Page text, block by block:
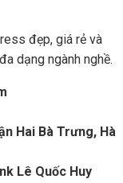
đẹp, giá rẻ và
dạng ngành nghề.
Hai Bà Trưng, Hà
Lê Quốc Huy